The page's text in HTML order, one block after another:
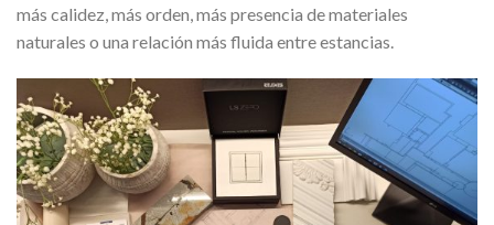
más calidez, más orden, más presencia de materiales
naturales o una relación más fluida entre estancias.